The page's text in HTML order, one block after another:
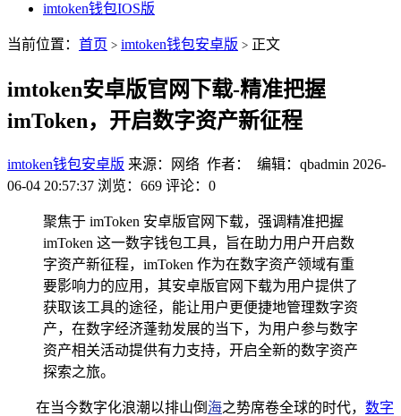
imtoken钱包IOS版
当前位置： 首页 > imtoken钱包安卓版 > 正文
imtoken安卓版官网下载-精准把握
imToken，开启数字资产新征程
imtoken钱包安卓版 来源：网络 作者： 编辑：qbadmin 2026-
06-04 20:57:37 浏览：669 评论：0
聚焦于 imToken 安卓版官网下载，强调精准把握
imToken 这一数字钱包工具，旨在助力用户开启数
字资产新征程，imToken 作为在数字资产领域有重
要影响力的应用，其安卓版官网下载为用户提供了
获取该工具的途径，能让用户更便捷地管理数字资
产，在数字经济蓬勃发展的当下，为用户参与数字
资产相关活动提供有力支持，开启全新的数字资产
探索之旅。
在当今数字化浪潮以排山倒 海之势席卷全球的时代， 数字